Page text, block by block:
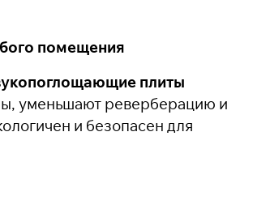
помещения
плиты
уменьшают реверберацию и
и безопасен для